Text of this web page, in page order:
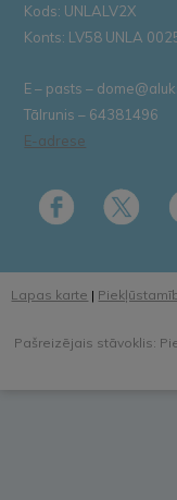
Kods: UNLALV2X
Konts: LV58 UNLA
E – pasts –
Tālrunis – 64381496
E-adrese
Lapas karte |
Pašreizējais stāvoklis: